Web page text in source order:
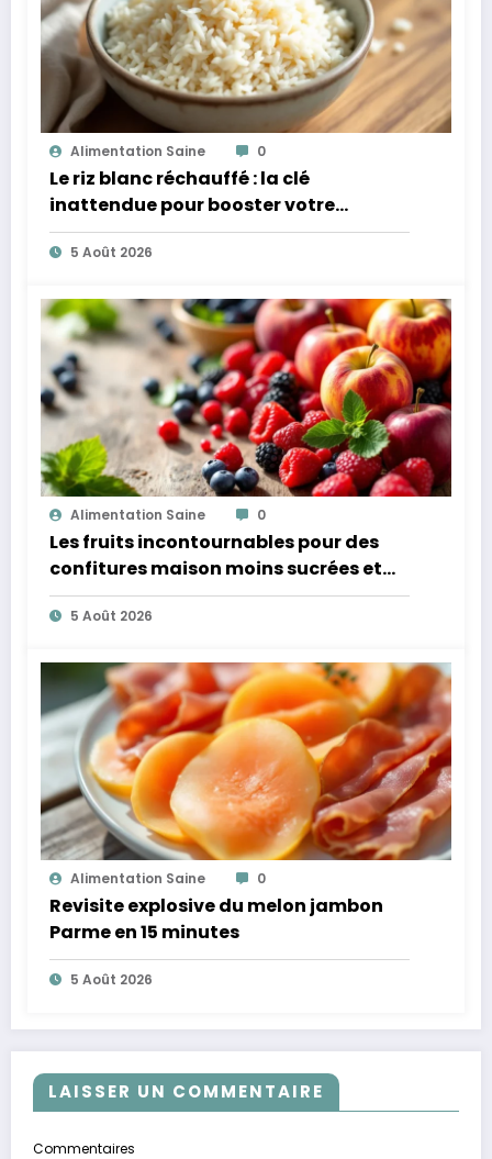
Alimentation Saine 0
Le riz blanc réchauffé : la clé
inattendue pour booster votre
microbiote
5 Août 2026
Alimentation Saine 0
Les fruits incontournables pour des
confitures maison moins sucrées et
plus légères
5 Août 2026
Alimentation Saine 0
Revisite explosive du melon jambon
Parme en 15 minutes
5 Août 2026
LAISSER UN COMMENTAIRE
Commentaires